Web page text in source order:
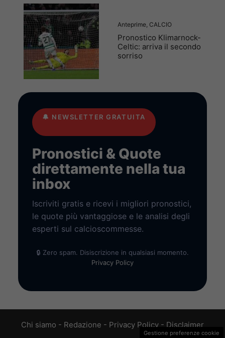
Anteprime CALCIO
Pronostico Klimarnock-
Celtic: arriva il secondo
sorriso
🔔 NEWSLETTER GRATUITA
Pronostici & Quote
direttamente nella tua
inbox
Iscriviti gratis e ricevi i migliori pronostici,
le quote più vantaggiose e le analisi degli
esperti sul calcioscommesse.
🔒 Zero spam. Disiscrizione in qualsiasi momento.
Privacy Policy
Chi siamo - Redazione - Privacy Policy - Disclaimer
Gestione preferenze cookie